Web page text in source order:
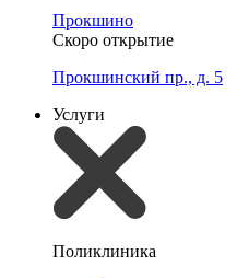
Прокшино
Скоро открытие
Прокшинский пр., д. 5
Услуги
Поликлиника